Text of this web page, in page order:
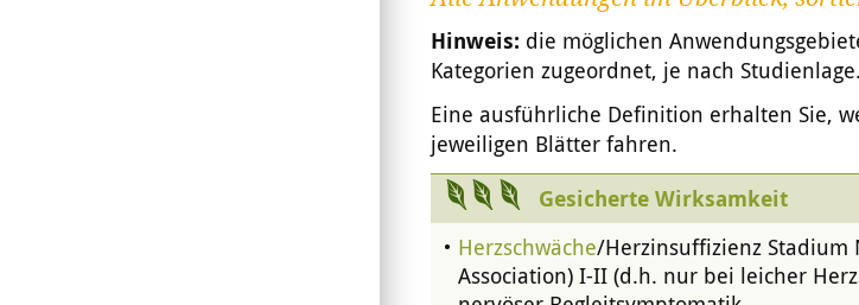
Hinweis: die möglichen
Kategorien zugeordnet, je nach Studienlage.
Eine ausführliche Definition erhalten Sie,
jeweiligen Blätter fahren.
Gesicherte Wirksamkeit
Herzschwäche/Herzinsuffizienz Stadium
Association) I-II (d.h. nur bei leicher